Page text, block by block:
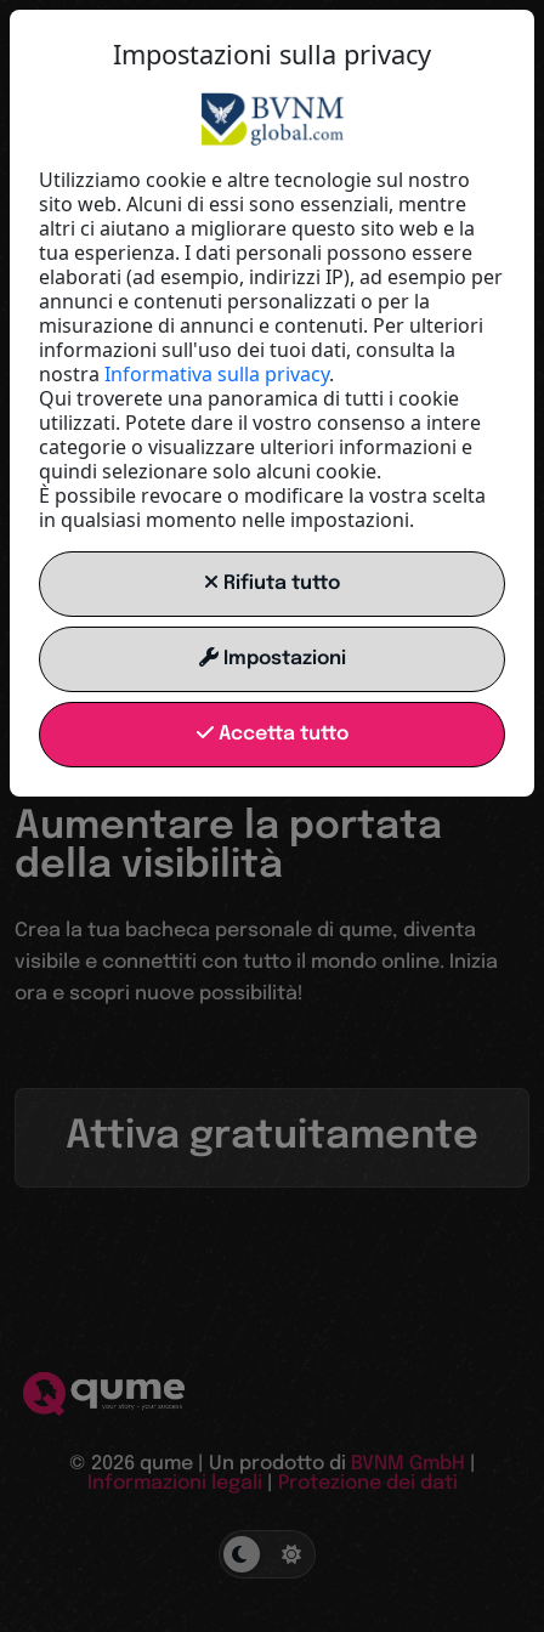
Günther Heinze
GKMI-Institut für
Persönlichkeitsentfaltung
Germany
INIZIA ORA
Il tuo trampolino verso un mondo digitale
Aumentare la portata
della visibilità
Crea la tua bacheca personale di qume, diventa
visibile e connettiti con tutto il mondo online. Inizia
ora e scopri nuove possibilità!
Attiva gratuitamente
© 2026 qume | Un prodotto di BVNM GmbH
Informazioni legali
Protezione dei dati
Impostazioni sulla privacy
Utilizziamo cookie e altre tecnologie sul nostro
sito web. Alcuni di essi sono essenziali, mentre
altri ci aiutano a migliorare questo sito web e la
tua esperienza. I dati personali possono essere
elaborati (ad esempio, indirizzi IP), ad esempio per
annunci e contenuti personalizzati o per la
misurazione di annunci e contenuti. Per ulteriori
informazioni sull'uso dei tuoi dati, consulta la
nostra Informativa sulla privacy.
Qui troverete una panoramica di tutti i cookie
utilizzati. Potete dare il vostro consenso a intere
categorie o visualizzare ulteriori informazioni e
quindi selezionare solo alcuni cookie.
È possibile revocare o modificare la vostra scelta
in qualsiasi momento nelle impostazioni.
Rifiuta tutto
Impostazioni
Accetta tutto